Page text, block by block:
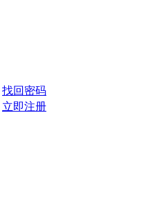
找回密码
立即注册